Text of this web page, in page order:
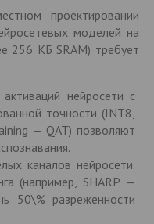
проектировании
моделей на
256 КБ SRAM) требует
нейросети с
точности (INT8,
— QAT) позволяют
каналов нейросети.
(например, SHARP —
50\% разреженности